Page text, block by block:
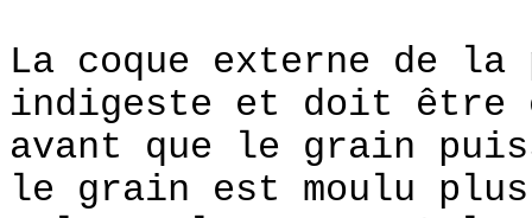
La coque externe de
indigeste et doit être
avant que le grain
le grain est moulu